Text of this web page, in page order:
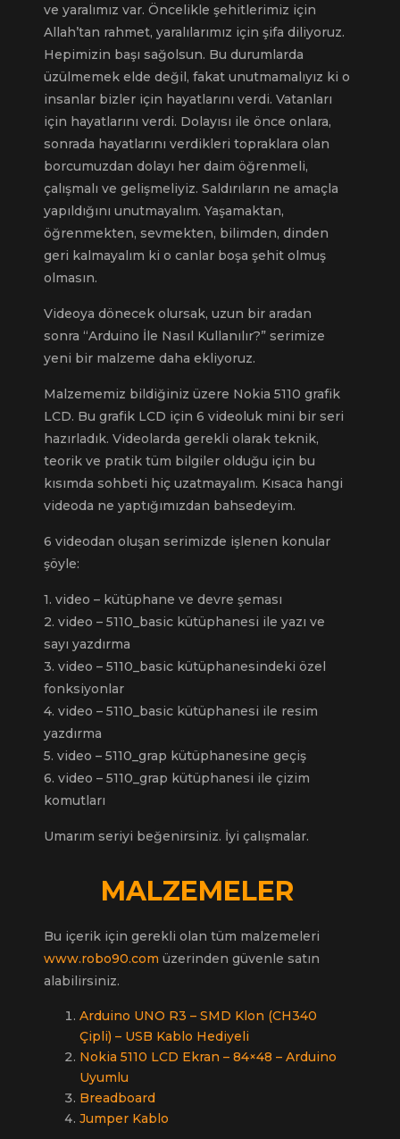
ve yaralımız var. Öncelikle şehitlerimiz için
Allah’tan rahmet, yaralılarımız için şifa diliyoruz.
Hepimizin başı sağolsun. Bu durumlarda
üzülmemek elde değil, fakat unutmamalıyız ki o
insanlar bizler için hayatlarını verdi. Vatanları
için hayatlarını verdi. Dolayısı ile önce onlara,
sonrada hayatlarını verdikleri topraklara olan
borcumuzdan dolayı her daim öğrenmeli,
çalışmalı ve gelişmeliyiz. Saldırıların ne amaçla
yapıldığını unutmayalım. Yaşamaktan,
öğrenmekten, sevmekten, bilimden, dinden
geri kalmayalım ki o canlar boşa şehit olmuş
olmasın.
Videoya dönecek olursak, uzun bir aradan
sonra “Arduino İle Nasıl Kullanılır?” serimize
yeni bir malzeme daha ekliyoruz.
Malzememiz bildiğiniz üzere Nokia 5110 grafik
LCD. Bu grafik LCD için 6 videoluk mini bir seri
hazırladık. Videolarda gerekli olarak teknik,
teorik ve pratik tüm bilgiler olduğu için bu
kısımda sohbeti hiç uzatmayalım. Kısaca hangi
videoda ne yaptığımızdan bahsedeyim.
6 videodan oluşan serimizde işlenen konular
şöyle:
1. video – kütüphane ve devre şeması
2. video – 5110_basic kütüphanesi ile yazı ve
sayı yazdırma
3. video – 5110_basic kütüphanesindeki özel
fonksiyonlar
4. video – 5110_basic kütüphanesi ile resim
yazdırma
5. video – 5110_grap kütüphanesine geçiş
6. video – 5110_grap kütüphanesi ile çizim
komutları
Umarım seriyi beğenirsiniz. İyi çalışmalar.
MALZEMELER
Bu içerik için gerekli olan tüm malzemeleri
www.robo90.com üzerinden güvenle satın
alabilirsiniz.
Arduino UNO R3 – SMD Klon (CH340
Çipli) – USB Kablo Hediyeli
Nokia 5110 LCD Ekran – 84×48 – Arduino
Uyumlu
Breadboard
Jumper Kablo